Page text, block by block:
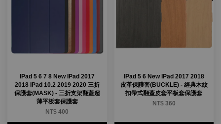
IPad 5 6 7 8 New IPad 2017
2018 IPad 10.2 2019 2020 三折
保護套(MASK) - 三折支架翻蓋超
薄平板套保護套
NT$ 400
IPad 5 6 New IPad 2017 2018
皮革保護套(BUCKLE) - 經典木紋
扣帶式翻蓋皮套平板套保護套
NT$ 360